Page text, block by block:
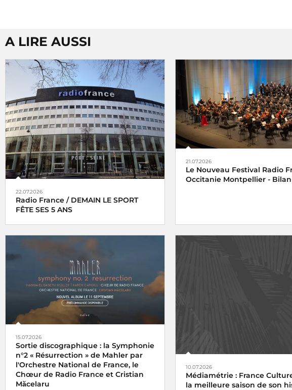
A LIRE AUSSI
22.07.2026
Radio France / DEMAIN LE SPORT
FÊTE SES 5 ANS
21.07.2026
Le Nouveau Festival Radio
Occitanie Montpellier - Bilan
15.07.2026
Sortie discographique : la Symphonie
n°2 « Résurrection » de Mahler par
l'Orchestre National de France, le
Chœur de Radio France et Cristian
Măcelaru
10.07.2026
Médiamétrie : France
la meilleure saison de son